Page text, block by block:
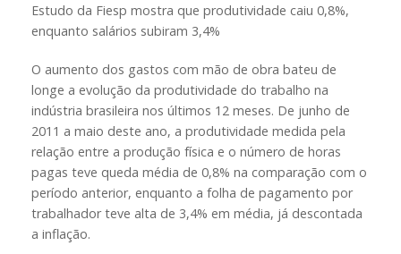
Estudo da Fiesp mostra que produtividade caiu 0,8%,
enquanto salários subiram 3,4%
O aumento dos gastos com mão de obra bateu de
longe a evolução da produtividade do trabalho na
indústria brasileira nos últimos 12 meses. De junho de
2011 a maio deste ano, a produtividade medida pela
relação entre a produção física e o número de horas
pagas teve queda média de 0,8% na comparação com o
período anterior, enquanto a folha de pagamento por
trabalhador teve alta de 3,4% em média, já descontada
a inflação.